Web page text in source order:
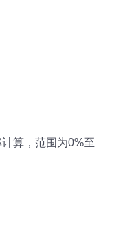
算，范围为0%至